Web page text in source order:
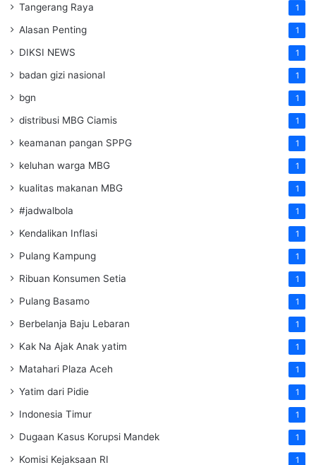
Tangerang Raya 1
Alasan Penting 1
DIKSI NEWS 1
badan gizi nasional 1
bgn 1
distribusi MBG Ciamis 1
keamanan pangan SPPG 1
keluhan warga MBG 1
kualitas makanan MBG 1
#jadwalbola 1
Kendalikan Inflasi 1
Pulang Kampung 1
Ribuan Konsumen Setia 1
Pulang Basamo 1
Berbelanja Baju Lebaran 1
Kak Na Ajak Anak yatim 1
Matahari Plaza Aceh 1
Yatim dari Pidie 1
Indonesia Timur 1
Dugaan Kasus Korupsi Mandek 1
Komisi Kejaksaan RI 1